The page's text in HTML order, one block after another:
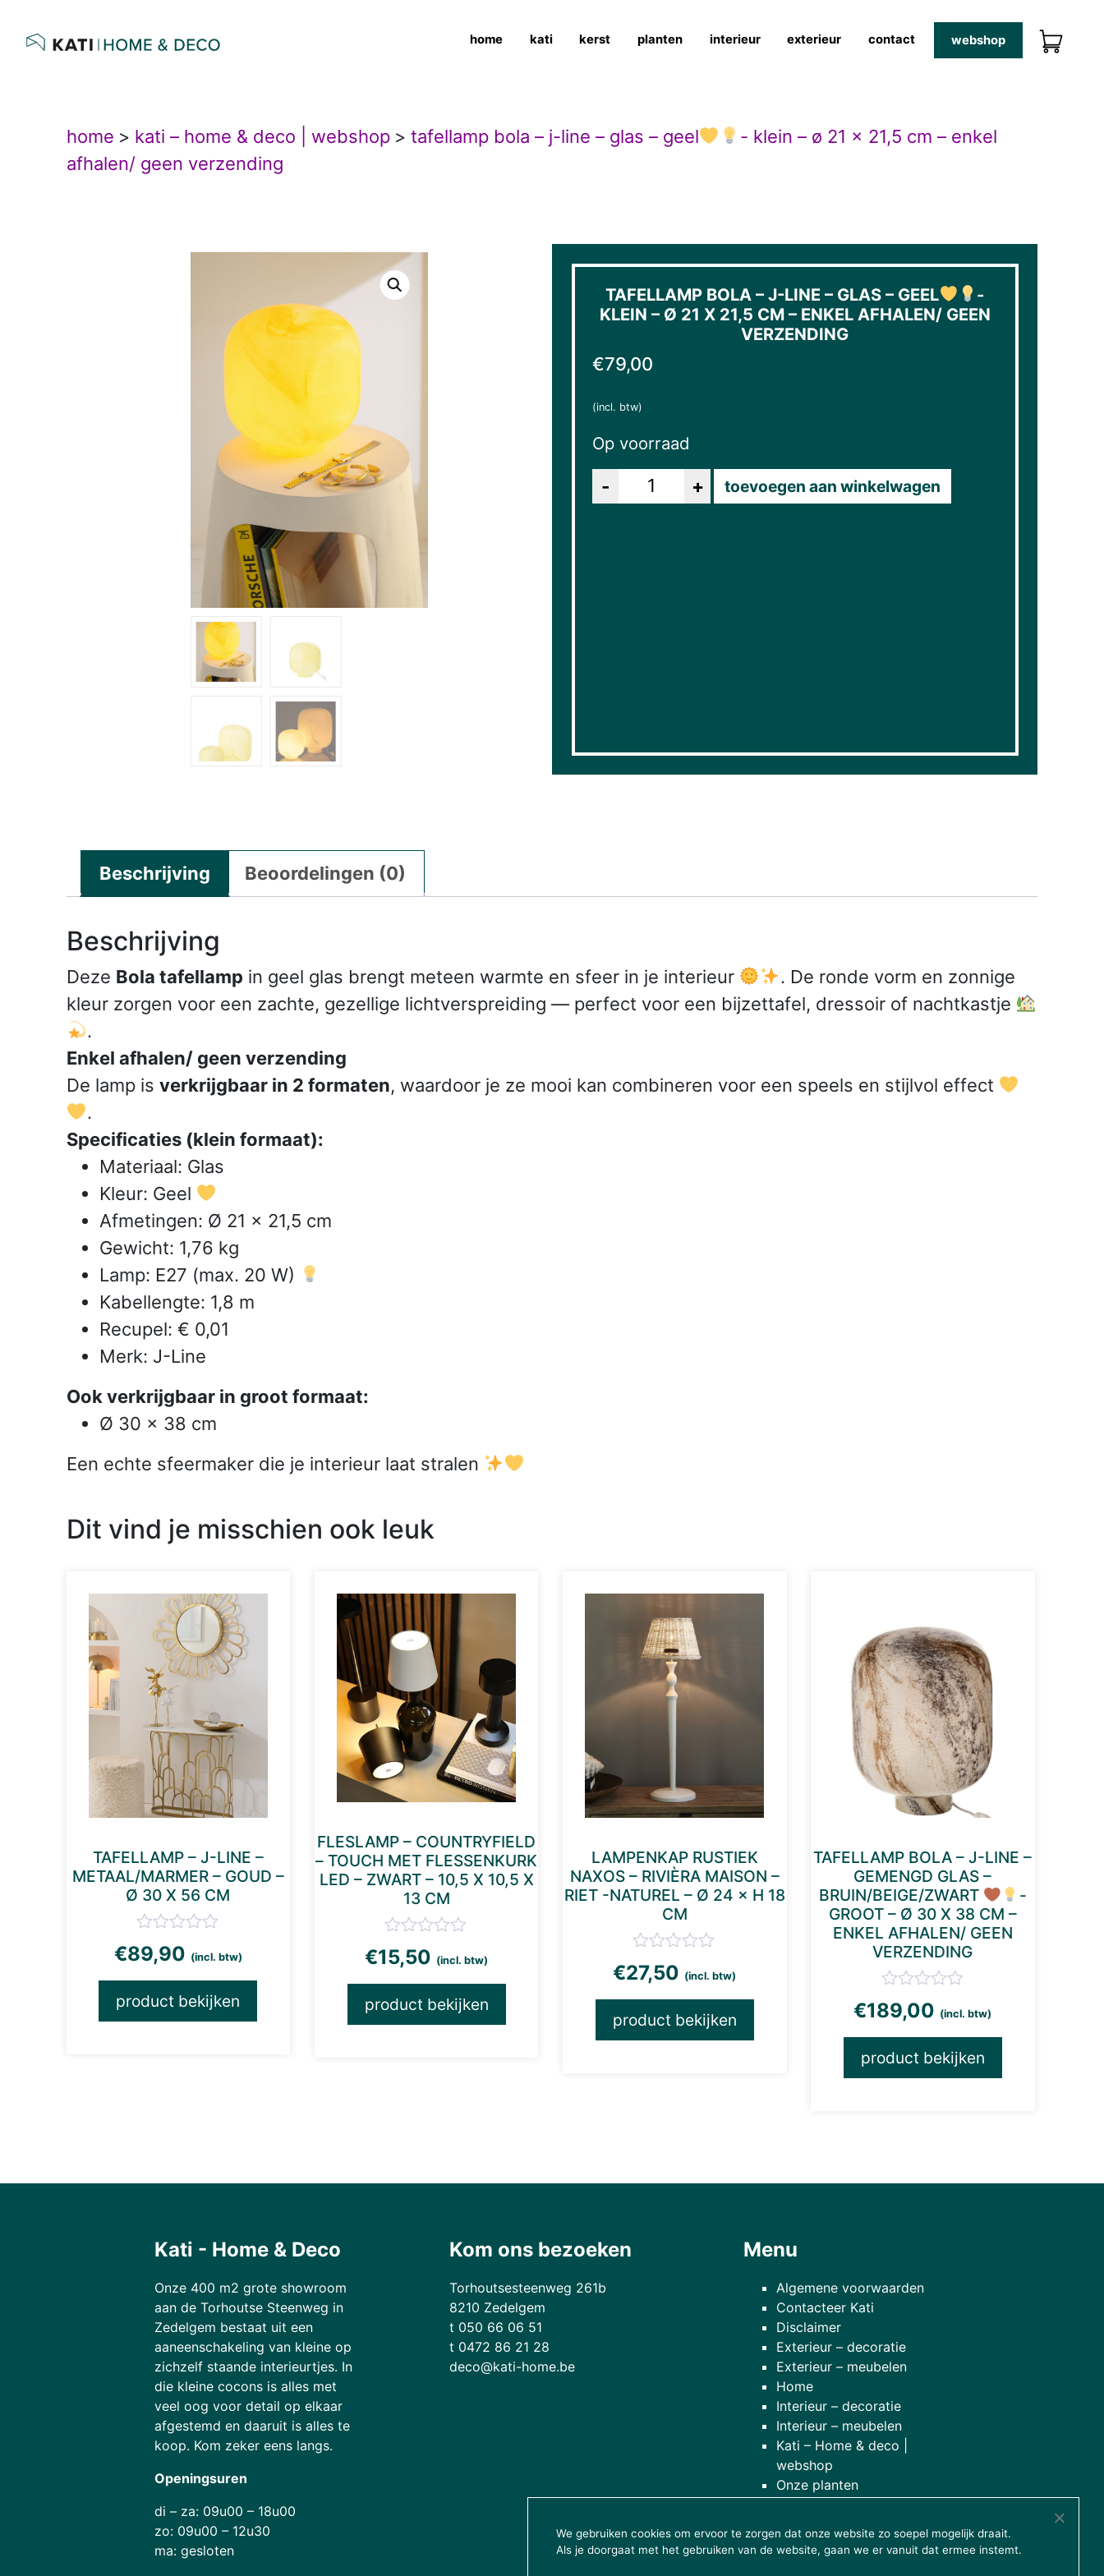
home kati kerst planten interieur exterieur contact webshop
home > kati – home & deco | webshop > tafellamp bola – j-line – glas – geel
- klein – ø 21 x 21,5 cm – enkel
afhalen/ geen verzending
TAFELLAMP BOLA – J-LINE – GLAS – GEEL
-
KLEIN – Ø 21 X 21,5 CM – ENKEL AFHALEN/ GEEN
VERZENDING
€79,00
(incl. btw)
Op voorraad
Aantal toevoegen aan winkelwagen
Beschrijving Beoordelingen (0)
Beschrijving
Deze Bola tafellamp in geel glas brengt meteen warmte en sfeer in je interieur
. De ronde vorm en zonnige
kleur zorgen voor een zachte, gezellige lichtverspreiding — perfect voor een bijzettafel, dressoir of nachtkastje
.
Enkel afhalen/ geen verzending
De lamp is verkrijgbaar in 2 formaten, waardoor je ze mooi kan combineren voor een speels en stijlvol effect
.
Specificaties (klein formaat):
Materiaal: Glas
Kleur: Geel
Afmetingen: Ø 21 × 21,5 cm
Gewicht: 1,76 kg
Lamp: E27 (max. 20 W)
Kabellengte: 1,8 m
Recupel: € 0,01
Merk: J-Line
Ook verkrijgbaar in groot formaat:
Ø 30 × 38 cm
Een echte sfeermaker die je interieur laat stralen
Dit vind je misschien ook leuk
TAFELLAMP – J-LINE –
METAAL/MARMER – GOUD –
Ø 30 X 56 CM
€89,90 (incl. btw)
product bekijken
FLESLAMP – COUNTRYFIELD
– TOUCH MET FLESSENKURK
LED – ZWART – 10,5 X 10,5 X
13 CM
€15,50 (incl. btw)
product bekijken
LAMPENKAP RUSTIEK
NAXOS – RIVIÈRA MAISON –
RIET -NATUREL – Ø 24 × H 18
CM
€27,50 (incl. btw)
product bekijken
TAFELLAMP BOLA – J-LINE –
GEMENGD GLAS –
BRUIN/BEIGE/ZWART
-
GROOT – Ø 30 X 38 CM –
ENKEL AFHALEN/ GEEN
VERZENDING
€189,00 (incl. btw)
product bekijken
Kati - Home & Deco
Onze 400 m2 grote showroom
aan de Torhoutse Steenweg in
Zedelgem bestaat uit een
aaneenschakeling van kleine op
zichzelf staande interieurtjes. In
die kleine cocons is alles met
veel oog voor detail op elkaar
afgestemd en daaruit is alles te
koop. Kom zeker eens langs.
Openingsuren
di – za: 09u00 – 18u00
zo: 09u00 – 12u30
ma: gesloten
Kom ons bezoeken
Torhoutsesteenweg 261b
8210 Zedelgem
t 050 66 06 51
t 0472 86 21 28
deco@kati-home.be
Menu
Algemene voorwaarden
Contacteer Kati
Disclaimer
Exterieur – decoratie
Exterieur – meubelen
Home
Interieur – decoratie
Interieur – meubelen
Kati – Home & deco |
webshop
Onze planten
We gebruiken cookies om ervoor te zorgen dat onze website zo soepel mogelijk draait.
Als je doorgaat met het gebruiken van de website, gaan we er vanuit dat ermee instemt.